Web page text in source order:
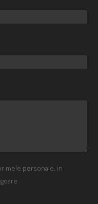
mele personale, in